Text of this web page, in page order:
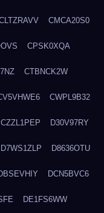
CMCA20S0
CPSK0XQA
CTBNCK2W
CWPL9B32
CZZL1PEP D30V97RY
D7WS1ZLP D8636OTU
DCN5BVC6
DE1FS6WW